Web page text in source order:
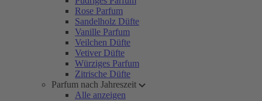
Rose Parfum
Sandelholz Düfte
Vanille Parfum
Veilchen Düfte
Vetiver Düfte
Würziges Parfum
Zitrische Düfte
Parfum nach Jahreszeit
Alle anzeigen